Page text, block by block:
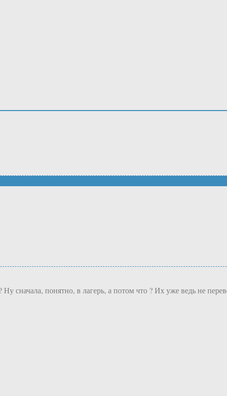
Ну сначала, понятно, в лагерь, а потом что ? Их уже ведь не